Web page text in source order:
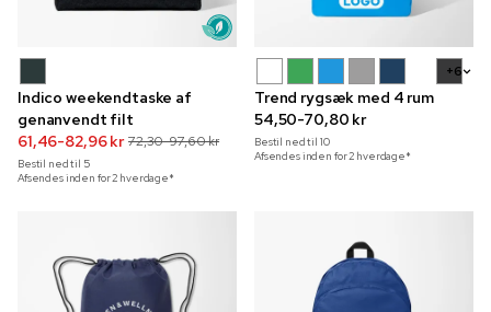
Indico weekendtaske af
genanvendt filt
61,46-82,96 kr 72,30-97,60 kr
Bestil ned til 5
Afsendes inden for 2 hverdage*
+6
Trend rygsæk med 4 rum
54,50-70,80 kr
Bestil ned til 10
Afsendes inden for 2 hverdage*